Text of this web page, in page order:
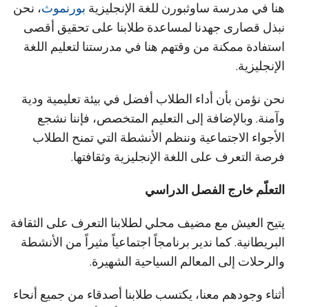
هنا في مدرسة ساوثبورن للغة الإنجليزية بورنموث، نحن
نبذل قصارى جهدنا لمساعدة طلابنا على تحقيق أقصى
استفادة ممكنة من وقتهم هنا في مدرستنا لتعليم اللغة
الإنجليزية.
نحن نؤمن بأن أداء الطلاب أفضل في بيئة تعليمية ودية
وآمنة. وبالإضافة إلى التعليم المتخصص، فإننا نشجع
الأجواء الاجتماعية وننظم الأنشطة التي تمنح الطلاب
فرصة التعرف على اللغة الإنجليزية وثقافتها.
التعلّم خارج الفصل الدراسي
يتيح العيش مع مضيف محلي لطلابنا التعرف على الثقافة
البريطانية. كما ندير برنامجاً اجتماعياً مثيراً من الأنشطة
والرحلات إلى المعالم السياحية الشهيرة.
أثناء وجودهم معنا، يكتسب طلابنا أصدقاء من جميع أنحاء